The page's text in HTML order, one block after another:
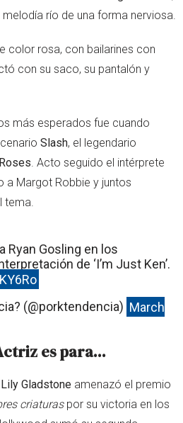
río de una forma nerviosa.
color rosa, con bailarines con
con su saco, su pantalón y
más esperados fue cuando
Slash, el legendario
. Acto seguido el intérprete
a Margot Robbie y juntos
tema.
Ryan Gosling en los
de ‘I’m Just Ken’.
(@porktendencia) March
es para...
Lily Gladstone amenazó el premio
criaturaspor su victoria en los